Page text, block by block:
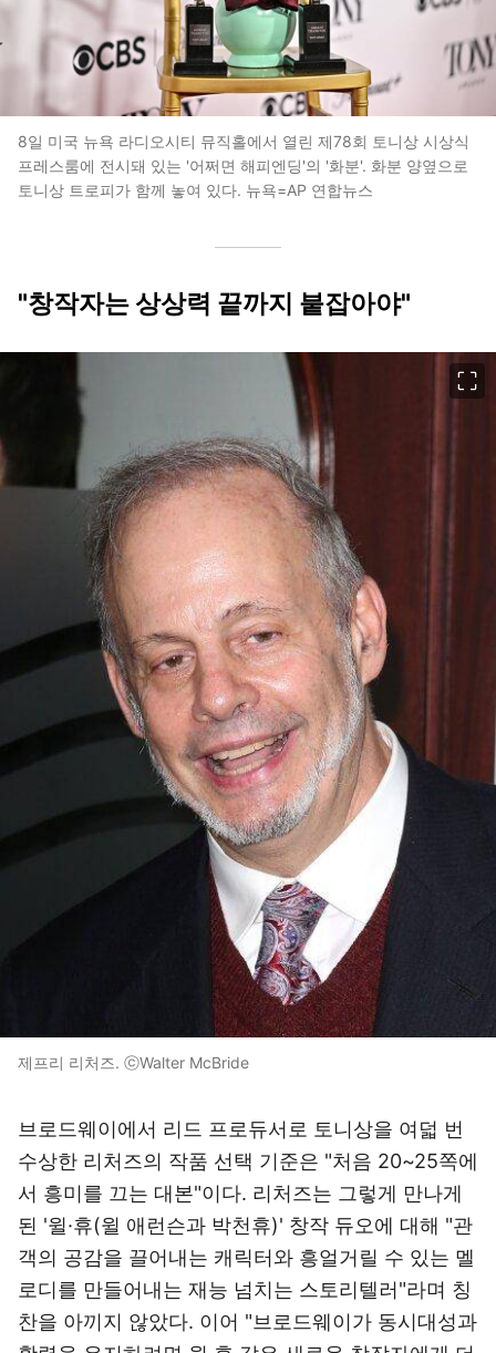
8일 미국 뉴욕 라디오시티 뮤직홀에서 열린 제78회 토니상 시상식
프레스룸에 전시돼 있는 '어쩌면 해피엔딩'의 '화분'. 화분 양옆으로
토니상 트로피가 함께 놓여 있다. 뉴욕=AP 연합뉴스
"창작자는 상상력 끝까지 붙잡아야"
제프리 리처즈. ⓒWalter McBride
브로드웨이에서 리드 프로듀서로 토니상을 여덟 번
수상한 리처즈의 작품 선택 기준은 "처음 20~25쪽에
서 흥미를 끄는 대본"이다. 리처즈는 그렇게 만나게
된 '윌·휴(윌 애런슨과 박천휴)' 창작 듀오에 대해 "관
객의 공감을 끌어내는 캐릭터와 흥얼거릴 수 있는 멜
로디를 만들어내는 재능 넘치는 스토리텔러"라며 칭
찬을 아끼지 않았다. 이어 "브로드웨이가 동시대성과